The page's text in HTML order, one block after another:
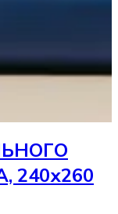
240х260